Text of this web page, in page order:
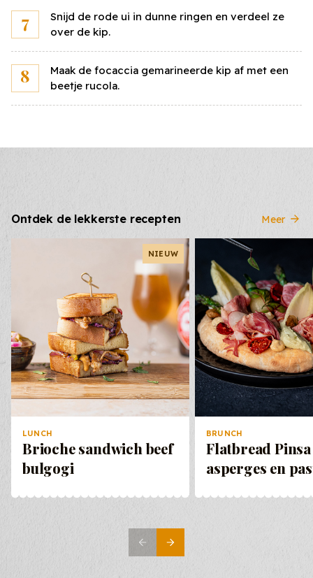
stuks
200 gr Citroenmayonaise
Prijs per
Prijs per
Prijs per
Gemarineerde kip
30 gr Rode ui
Prijs per
kilo
30 gr Rucola
Prijs per
kilo
Snijd de rode ui in dunne ringen en verdeel ze
over de kip.
Maak de focaccia gemarineerde kip af met een
beetje rucola.
Ontdek de lekkerste recepten Meer
NIEUW
LUNCH
Brioche sandwich beef
bulgogi
BRUNCH
Flatbread
asperges en